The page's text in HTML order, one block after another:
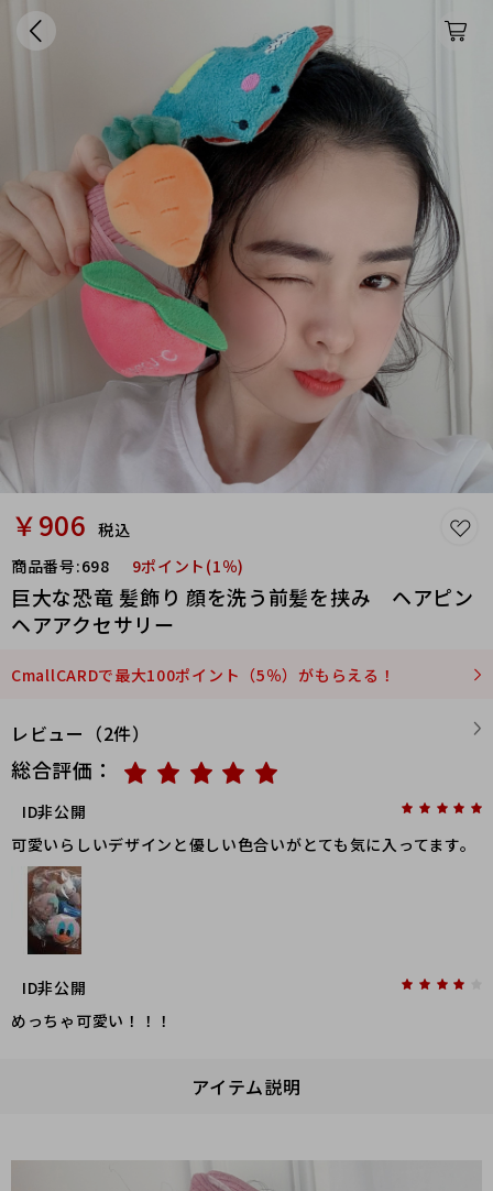
￥906 税込
商品番号:698 9ポイント(1％)
巨大な恐竜 髪飾り 顔を洗う前髪を挟み ヘアピン
ヘアアクセサリー
CmallCARDで最大100ポイント（5％）がもらえる！
レビュー（2件）
総合評価：
ID非公開
可愛いらしいデザインと優しい色合いがとても気に入ってます。
ID非公開
めっちゃ可愛い！！！
アイテム説明